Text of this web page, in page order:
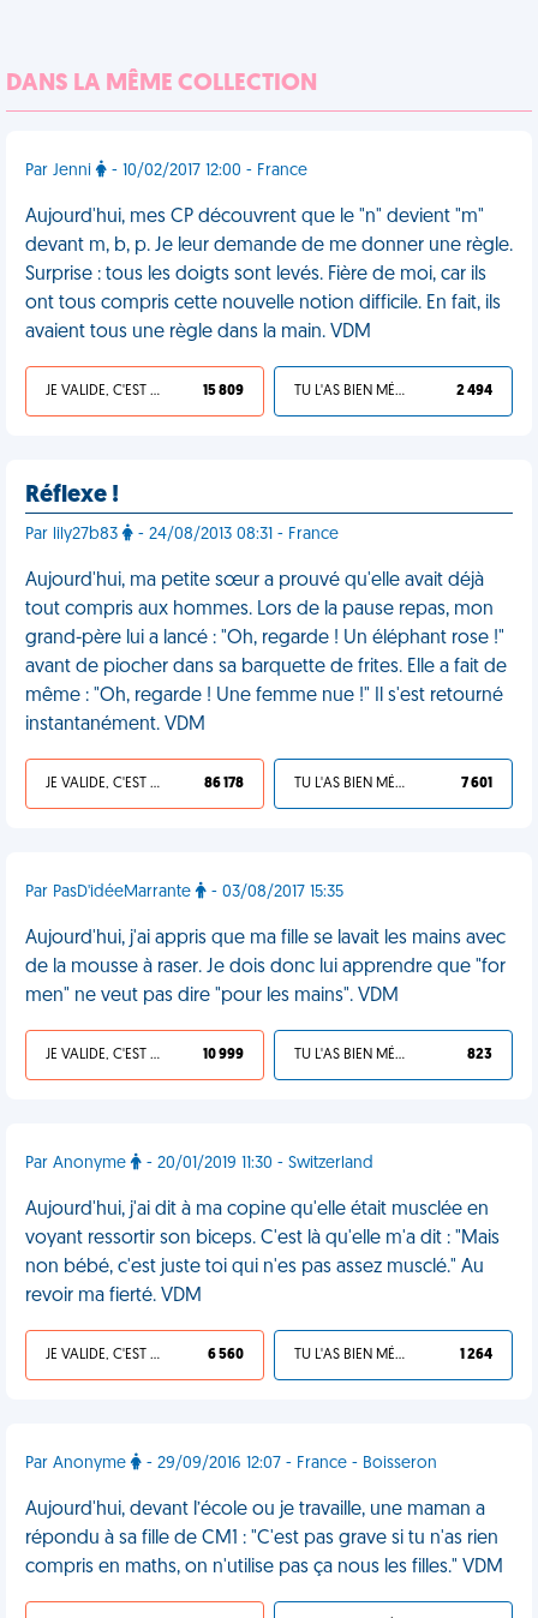
DANS LA MÊME COLLECTION
Par Jenni - 10/02/2017 12:00 - France
Aujourd'hui, mes CP découvrent que le "n" devient "m"
devant m, b, p. Je leur demande de me donner une règle.
Surprise : tous les doigts sont levés. Fière de moi, car ils
ont tous compris cette nouvelle notion difficile. En fait, ils
avaient tous une règle dans la main. VDM
JE VALIDE, C'EST UNE VDM 15 809 TU L'AS BIEN MÉRITÉ 2 494
Réflexe !
Par lily27b83 - 24/08/2013 08:31 - France
Aujourd'hui, ma petite sœur a prouvé qu'elle avait déjà
tout compris aux hommes. Lors de la pause repas, mon
grand-père lui a lancé : "Oh, regarde ! Un éléphant rose !"
avant de piocher dans sa barquette de frites. Elle a fait de
même : "Oh, regarde ! Une femme nue !" Il s'est retourné
instantanément. VDM
JE VALIDE, C'EST UNE VDM 86 178 TU L'AS BIEN MÉRITÉ 7 601
Par PasD'idéeMarrante - 03/08/2017 15:35
Aujourd'hui, j'ai appris que ma fille se lavait les mains avec
de la mousse à raser. Je dois donc lui apprendre que "for
men" ne veut pas dire "pour les mains". VDM
JE VALIDE, C'EST UNE VDM 10 999 TU L'AS BIEN MÉRITÉ 823
Par Anonyme - 20/01/2019 11:30 - Switzerland
Aujourd'hui, j'ai dit à ma copine qu'elle était musclée en
voyant ressortir son biceps. C'est là qu'elle m'a dit : "Mais
non bébé, c'est juste toi qui n'es pas assez musclé." Au
revoir ma fierté. VDM
JE VALIDE, C'EST UNE VDM 6 560 TU L'AS BIEN MÉRITÉ 1 264
Par Anonyme - 29/09/2016 12:07 - France - Boisseron
Aujourd'hui, devant l’école ou je travaille, une maman a
répondu à sa fille de CM1 : "C'est pas grave si tu n'as rien
compris en maths, on n'utilise pas ça nous les filles." VDM